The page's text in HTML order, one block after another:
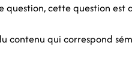
question, cette question
contenu qui correspond